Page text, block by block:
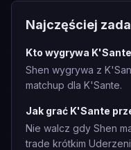
Najczęściej
Kto wygrywa
Shen wygrywa z
matchup dla K'Sante.
Jak grać K'Sante
Nie walcz gdy Shen
trade krótkim